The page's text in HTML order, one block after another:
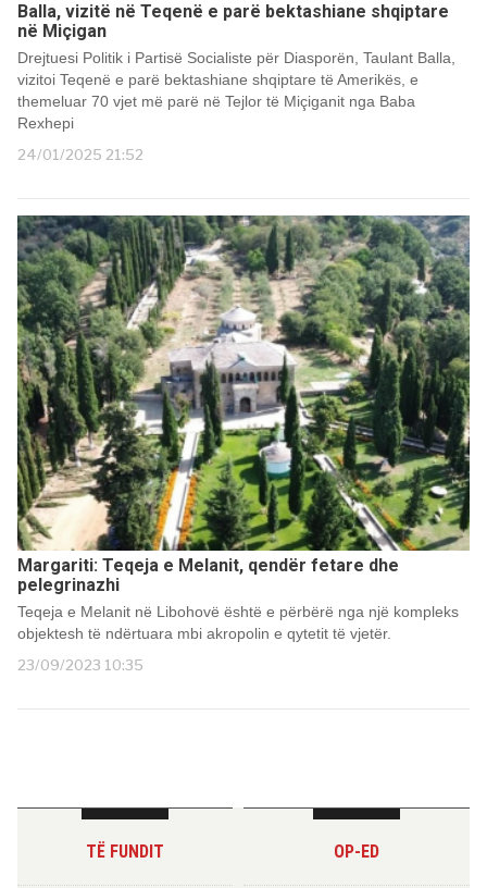
Balla, vizitë në Teqenë e parë bektashiane shqiptare
në Miçigan
Drejtuesi Politik i Partisë Socialiste për Diasporën, Taulant Balla,
vizitoi Teqenë e parë bektashiane shqiptare të Amerikës, e
themeluar 70 vjet më parë në Tejlor të Miçiganit nga Baba
Rexhepi
24/01/2025 21:52
Margariti: Teqeja e Melanit, qendër fetare dhe
pelegrinazhi
Teqeja e Melanit në Libohovë është e përbërë nga një kompleks
objektesh të ndërtuara mbi akropolin e qytetit të vjetër.
23/09/2023 10:35
TË FUNDIT OP-ED